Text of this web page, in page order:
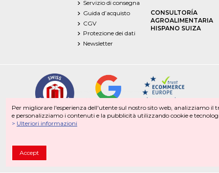
Servizio di consegna
Guida d’acquisto
CGV
Protezione dei dati
Newsletter
CONSULTORÍA
AGROALIMENTARIA
HISPANO SUIZA
Prodotti Surgelatti | Prodotti Freschi | Food | Bevande | Non-Food
Specialità italiane | Specialità spagnole | Specialità svizzere | Specialità
Per migliorare l'esperienza dell'utente sul nostro sito web, analizziamo il
e personalizziamo i contenuti e la pubblicità utilizzando cookie e
> Ulteriori informazioni
Accept